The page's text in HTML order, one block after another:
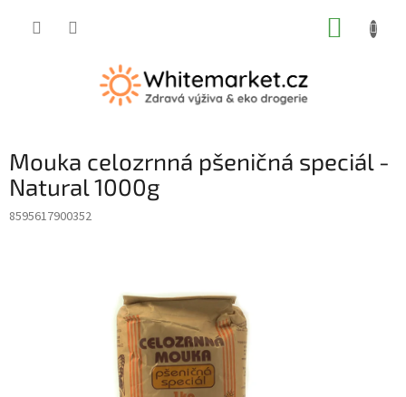
Mouka celozrnná pšeničná speciál -
Natural 1000g
8595617900352